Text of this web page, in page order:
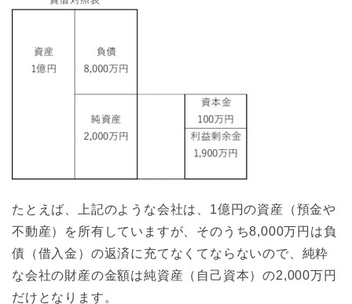
たとえば、上記のような会社は、1億円の資産（預金や
不動産）を所有していますが、そのうち8,000万円は負
債（借入金）の返済に充てなくてならないので、純粋
な会社の財産の金額は純資産（自己資本）の2,000万円
だけとなります。